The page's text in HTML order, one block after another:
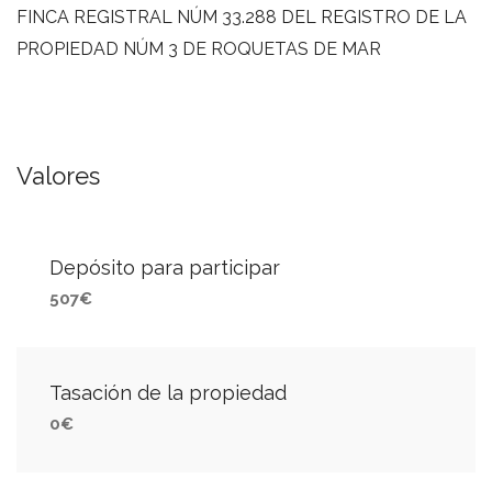
FINCA REGISTRAL NÚM 33.288 DEL REGISTRO DE LA
PROPIEDAD NÚM 3 DE ROQUETAS DE MAR
Valores
Depósito para participar
507€
Tasación de la propiedad
0€